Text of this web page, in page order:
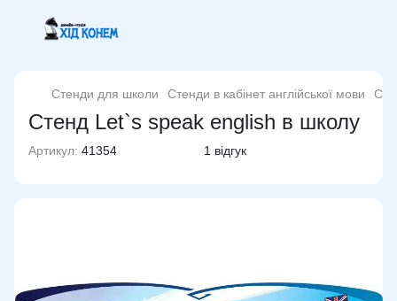
Стенди для школи Стенди в кабінет англійської мови
Стенд Let`s speak english в школу
Артикул: 41354 1 відгук